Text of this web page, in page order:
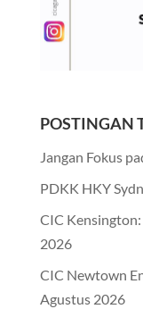
POSTINGAN
Jangan Fokus
PDKK HKY
CIC
2026
CIC Newtown
Agustus 2026